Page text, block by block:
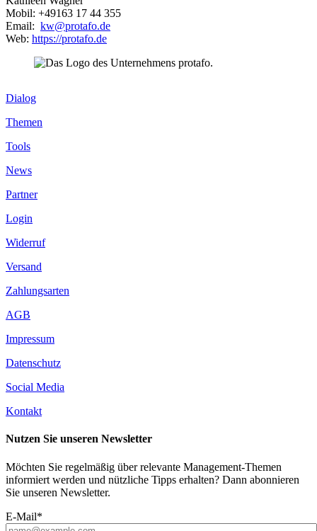
Mobil: +49163 17 44 355
Email: kw@protafo.de
Web: https://protafo.de
Dialog
Themen
Tools
News
Partner
Login
Widerruf
Versand
Zahlungsarten
AGB
Impressum
Datenschutz
Social Media
Kontakt
Nutzen Sie unseren Newsletter
Möchten Sie regelmäßig über relevante Management-Themen
informiert werden und nützliche Tipps erhalten? Dann abonnieren
Sie unseren Newsletter.
E-Mail*